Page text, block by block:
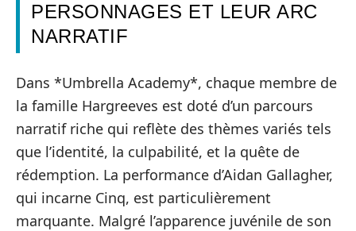
PERSONNAGES ET LEUR ARC
NARRATIF
Dans *Umbrella Academy*, chaque membre de
la famille Hargreeves est doté d’un parcours
narratif riche qui reflète des thèmes variés tels
que l’identité, la culpabilité, et la quête de
rédemption. La performance d’Aidan Gallagher,
qui incarne Cinq, est particulièrement
marquante. Malgré l’apparence juvénile de son